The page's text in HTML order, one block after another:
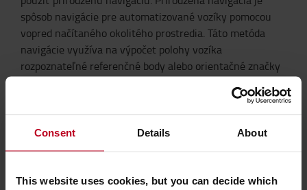
Consent Details About
This website uses cookies, but you can decide which
spôsob navigácie pre automatizované vozíky pomocou
vopred načítaného okolitého prostredia. Táto metóda
navigácie využíva na výpočet polohy vozíka
rozpoznateľné referenčné body alebo orientačné značky
Prirodzená navigácia je lacnejšou alternatívou, ak
využívať existujúce prostredie na navigáciu bez potreby
prídavného vybavenia čím sa predíde dodatočným